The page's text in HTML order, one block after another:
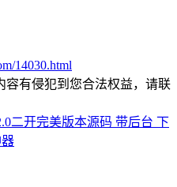
14030.html
容有侵犯到您合法权益，请联
二开完美版本源码 带后台 下